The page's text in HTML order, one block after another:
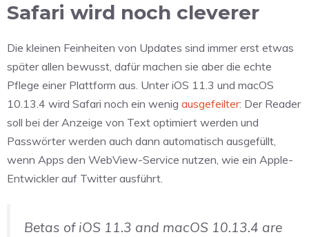
Safari wird noch cleverer
Die kleinen Feinheiten von Updates sind immer erst etwas
später allen bewusst, dafür machen sie aber die echte
Pflege einer Plattform aus. Unter iOS 11.3 und macOS
10.13.4 wird Safari noch ein wenig ausgefeilter: Der Reader
soll bei der Anzeige von Text optimiert werden und
Passwörter werden auch dann automatisch ausgefüllt,
wenn Apps den WebView-Service nutzen, wie ein Apple-
Entwickler auf Twitter ausführt.
Betas of iOS 11.3 and macOS 10.13.4 are